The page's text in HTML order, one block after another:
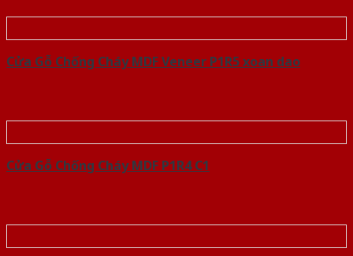
Cửa Gỗ Chống Cháy MDF Veneer P1R5 xoan dao
Cửa Gỗ Chống Cháy MDF P1R4 C1